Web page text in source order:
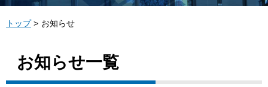
トップ お知らせ
お知らせ一覧